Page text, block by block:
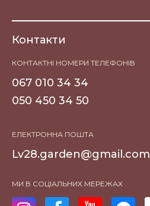
Контакти
КОНТАКТНІ НОМЕРИ ТЕЛЕФОНІВ
067 010 34 34
050 450 34 50
ЕЛЕКТРОННА ПОШТА
Lv28.garden@gmail.com
МИ В СОЦІАЛЬНИХ МЕРЕЖАХ